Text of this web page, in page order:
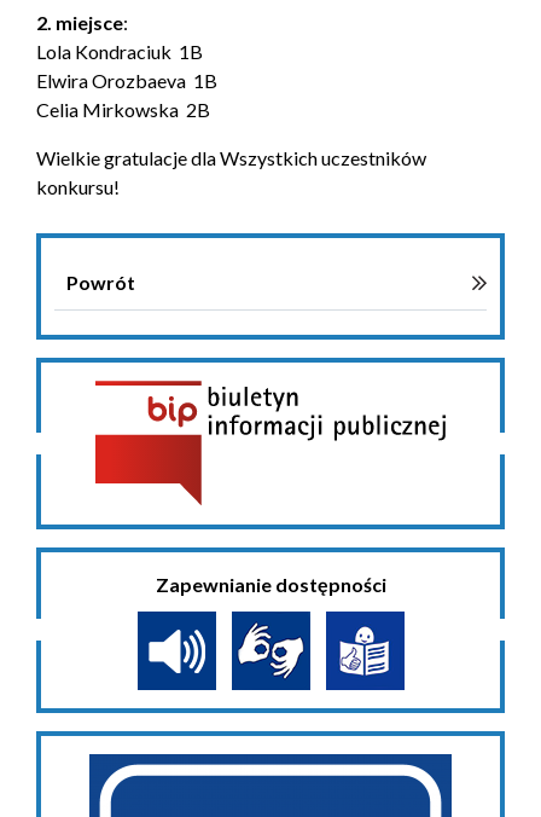
2. miejsce:
Lola Kondraciuk 1B
Elwira Orozbaeva 1B
Celia Mirkowska 2B
Wielkie gratulacje dla Wszystkich uczestników
konkursu!
Powrót
Zapewnianie dostępności